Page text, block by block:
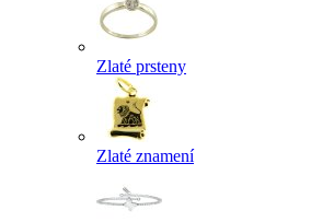
Zlaté prsteny
Zlaté znamení